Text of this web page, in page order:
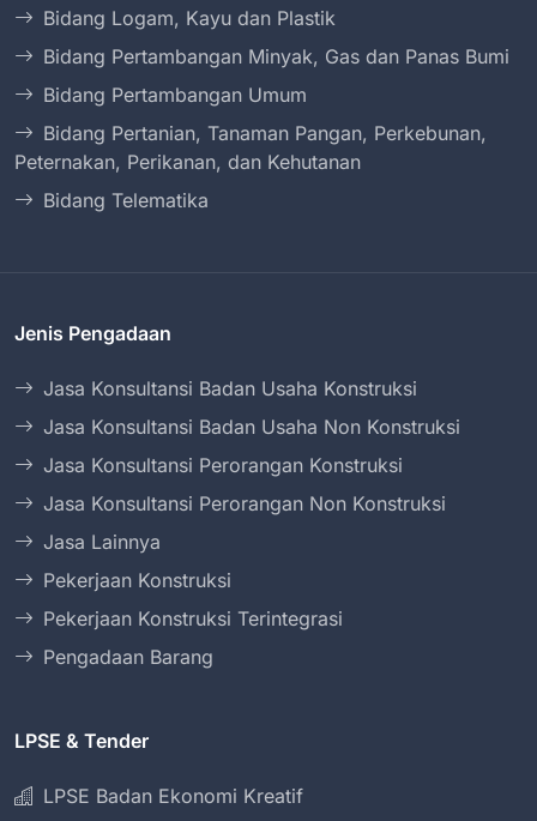
Bidang Logam, Kayu dan Plastik
Bidang Pertambangan Minyak, Gas dan Panas Bumi
Bidang Pertambangan Umum
Bidang Pertanian, Tanaman Pangan, Perkebunan,
Peternakan, Perikanan, dan Kehutanan
Bidang Telematika
Jenis Pengadaan
Jasa Konsultansi Badan Usaha Konstruksi
Jasa Konsultansi Badan Usaha Non Konstruksi
Jasa Konsultansi Perorangan Konstruksi
Jasa Konsultansi Perorangan Non Konstruksi
Jasa Lainnya
Pekerjaan Konstruksi
Pekerjaan Konstruksi Terintegrasi
Pengadaan Barang
LPSE & Tender
LPSE Badan Ekonomi Kreatif